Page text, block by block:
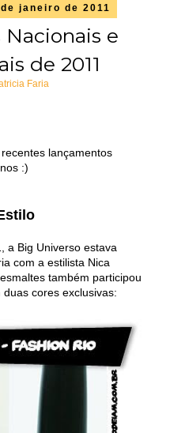
janeiro de 2011
e
de 2011
Faria
lançamentos
:)
a Big Universo estava
com a estilista Nica
também participou
cores exclusivas: